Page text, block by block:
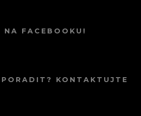
NA FACEBOOKU!
KONTAKTUJTE